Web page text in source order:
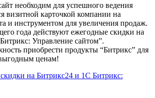
необходим для успешного ведения
визитной карточкой компании на
и инструментом для увеличения продаж.
года действуют ежегодные скидки на
Управление сайтом”.
приобрести продукты “Битрикс” для
ценам!